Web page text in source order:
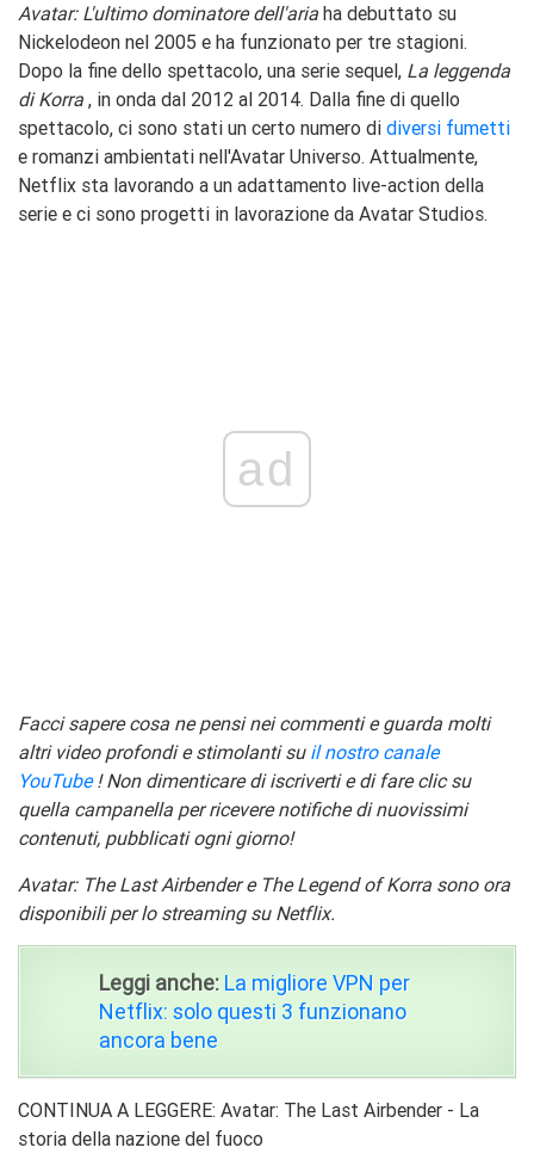
Avatar: L'ultimo dominatore dell'aria ha debuttato su
Nickelodeon nel 2005 e ha funzionato per tre stagioni.
Dopo la fine dello spettacolo, una serie sequel, La leggenda
di Korra , in onda dal 2012 al 2014. Dalla fine di quello
spettacolo, ci sono stati un certo numero di diversi fumetti
e romanzi ambientati nell'Avatar Universo. Attualmente,
Netflix sta lavorando a un adattamento live-action della
serie e ci sono progetti in lavorazione da Avatar Studios.
ad
Facci sapere cosa ne pensi nei commenti e guarda molti
altri video profondi e stimolanti su il nostro canale
YouTube! Non dimenticare di iscriverti e di fare clic su
quella campanella per ricevere notifiche di nuovissimi
contenuti, pubblicati ogni giorno!
Avatar: The Last Airbender e The Legend of Korra sono ora
disponibili per lo streaming su Netflix.
Leggi anche: La migliore VPN per
Netflix: solo questi 3 funzionano
ancora bene
CONTINUA A LEGGERE: Avatar: The Last Airbender - La
storia della nazione del fuoco